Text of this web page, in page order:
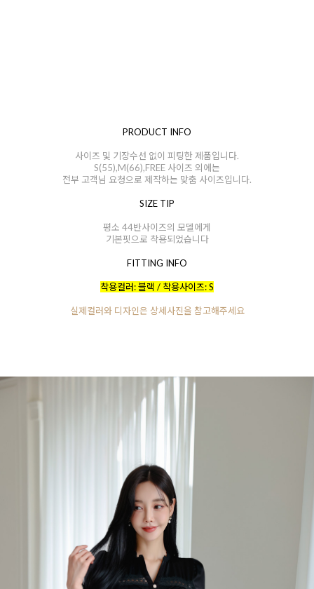
PRODUCT INFO
사이즈 및 기장수선 없이 피팅한 제품입니다.
S(55),M(66),FREE 사이즈 외에는
전부 고객님 요청으로 제작하는 맞춤 사이즈입니다.
SIZE TIP
평소 44반사이즈의 모델에게
기본핏으로 착용되었습니다
FITTING INFO
착용컬러: 블랙 / 착용사이즈: S
실제컬러와 디자인은 상세사진을 참고해주세요